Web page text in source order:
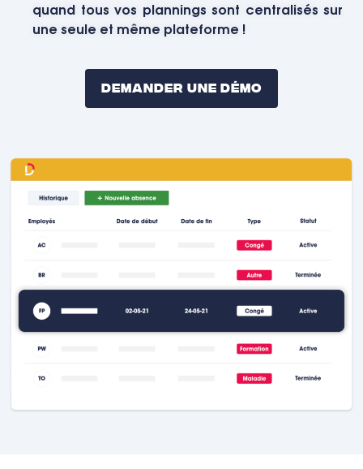
quand tous vos plannings sont centralisés sur
une seule et même plateforme !
Demander Une Démo